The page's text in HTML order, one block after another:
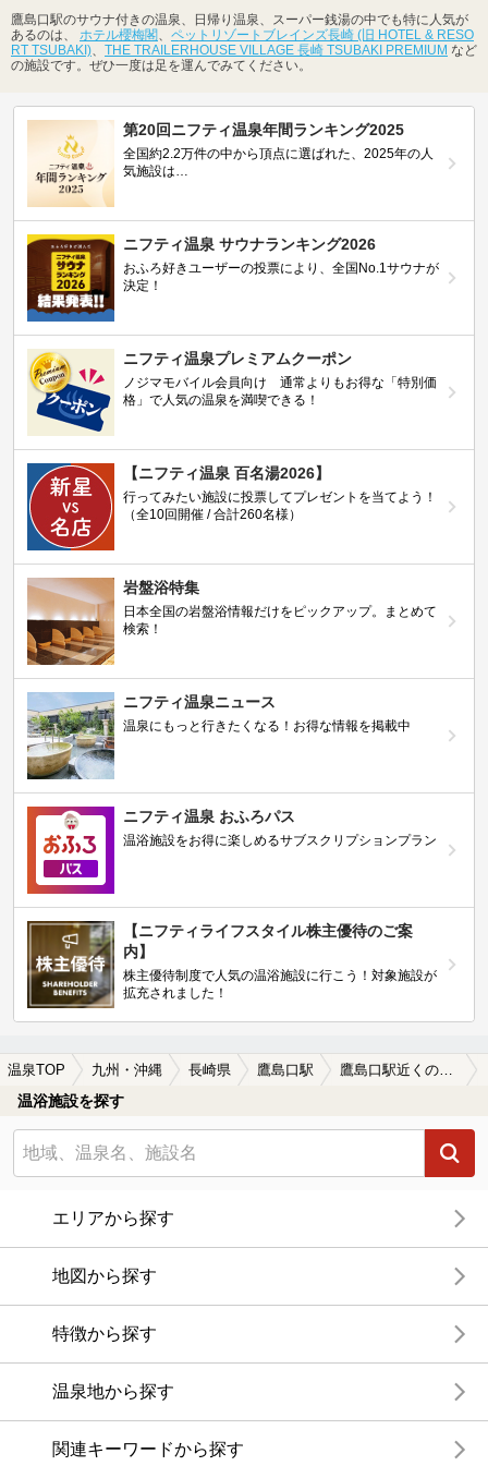
鷹島口駅のサウナ付きの温泉、日帰り温泉、スーパー銭湯の中でも特に人気が
あるのは、 ホテル櫻梅閣、 ペットリゾートブレインズ長崎 (旧 HOTEL & RESO
RT TSUBAKI)、 THE TRAILERHOUSE VILLAGE 長崎 TSUBAKI PREMIUM など
の施設です。ぜひ一度は足を運んでみてください。
第20回ニフティ温泉年間ランキング2025
全国約2.2万件の中から頂点に選ばれた、2025年の人
気施設は…
ニフティ温泉 サウナランキング2026
おふろ好きユーザーの投票により、全国No.1サウナが
決定！
ニフティ温泉プレミアムクーポン
ノジマモバイル会員向け 通常よりもお得な「特別価
格」で人気の温泉を満喫できる！
【ニフティ温泉 百名湯2026】
行ってみたい施設に投票してプレゼントを当てよう！
（全10回開催 / 合計260名様）
岩盤浴特集
日本全国の岩盤浴情報だけをピックアップ。まとめて
検索！
ニフティ温泉ニュース
温泉にもっと行きたくなる！お得な情報を掲載中
ニフティ温泉 おふろパス
温浴施設をお得に楽しめるサブスクリプションプラン
【ニフティライフスタイル株主優待のご案
内】
株主優待制度で人気の温浴施設に行こう！対象施設が
拡充されました！
温泉TOP 九州・沖縄 長崎県 鷹島口駅
温浴施設を探す
エリアから探す
地図から探す
特徴から探す
温泉地から探す
関連キーワードから探す